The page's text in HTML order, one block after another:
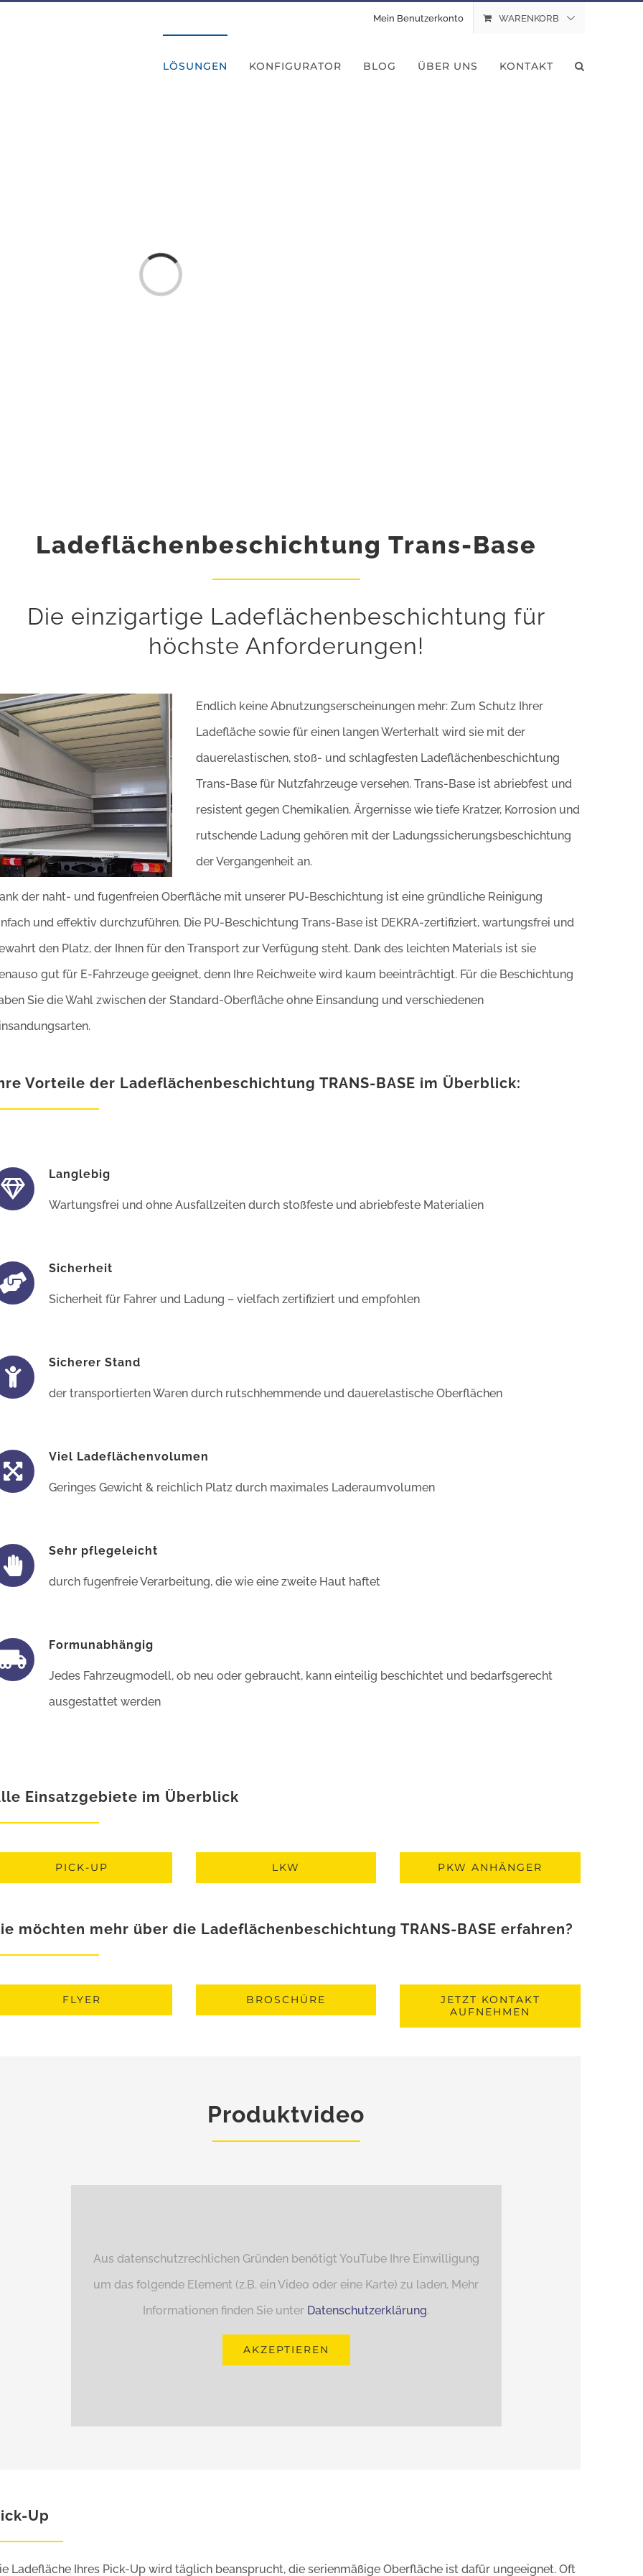
Laden...
Mein Benutzerkonto WARENKORB
LÖSUNGEN KONFIGURATOR BLOG ÜBER UNS KONTAKT
Ladeflächenbeschichtung Trans-Base
Die einzigartige Ladeflächenbeschichtung für
höchste Anforderungen!
Endlich keine Abnutzungserscheinungen mehr: Zum Schutz Ihrer
Ladefläche sowie für einen langen Werterhalt wird sie mit der
dauerelastischen, stoß- und schlagfesten Ladeflächenbeschichtung
Trans-Base für Nutzfahrzeuge versehen. Trans-Base ist abriebfest und
resistent gegen Chemikalien. Ärgernisse wie tiefe Kratzer, Korrosion und
rutschende Ladung gehören mit der Ladungssicherungsbeschichtung
der Vergangenheit an.
der naht- und fugenfreien Oberfläche mit unserer PU-Beschichtung ist eine gründliche Reinigung
und effektiv durchzuführen. Die PU-Beschichtung Trans-Base ist DEKRA-zertifiziert, wartungsfrei und
den Platz, der Ihnen für den Transport zur Verfügung steht. Dank des leichten Materials ist sie
gut für E-Fahrzeuge geeignet, denn Ihre Reichweite wird kaum beeinträchtigt. Für die Beschichtung
Sie die Wahl zwischen der Standard-Oberfläche ohne Einsandung und verschiedenen
Vorteile der Ladeflächenbeschichtung TRANS-BASE im Überblick:
Langlebig
Wartungsfrei und ohne Ausfallzeiten durch stoßfeste und abriebfeste Materialien
Sicherheit
Sicherheit für Fahrer und Ladung – vielfach zertifiziert und empfohlen
Sicherer Stand
der transportierten Waren durch rutschhemmende und dauerelastische Oberflächen
Viel Ladeflächenvolumen
Geringes Gewicht & reichlich Platz durch maximales Laderaumvolumen
Sehr pflegeleicht
durch fugenfreie Verarbeitung, die wie eine zweite Haut haftet
Formunabhängig
Jedes Fahrzeugmodell, ob neu oder gebraucht, kann einteilig beschichtet und bedarfsgerecht
ausgestattet werden
Einsatzgebiete im Überblick
PICK-UP LKW PKW ANHÄNGER
möchten mehr über die Ladeflächenbeschichtung TRANS-BASEerfahren?
FLYER BROSCHÜRE
JETZT KONTAKT
AUFNEHMEN
Produktvideo
Aus datenschutzrechlichen Gründen benötigt YouTube Ihre Einwilligung
um das folgende Element (z.B. ein Video oder eine Karte) zu laden. Mehr
Informationen finden Sie unter Datenschutzerklärung.
AKZEPTIEREN
Up
Ladefläche Ihres Pick-Up wird täglich beansprucht, die serienmäßige Oberfläche ist dafür ungeeignet. Oft